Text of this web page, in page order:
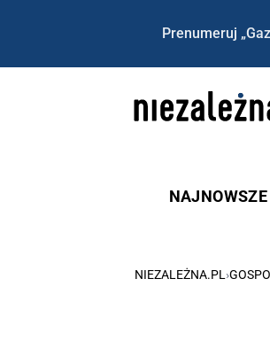
Prenumeruj
NAJNOWSZE
NIEZALEŻNA.PL ›